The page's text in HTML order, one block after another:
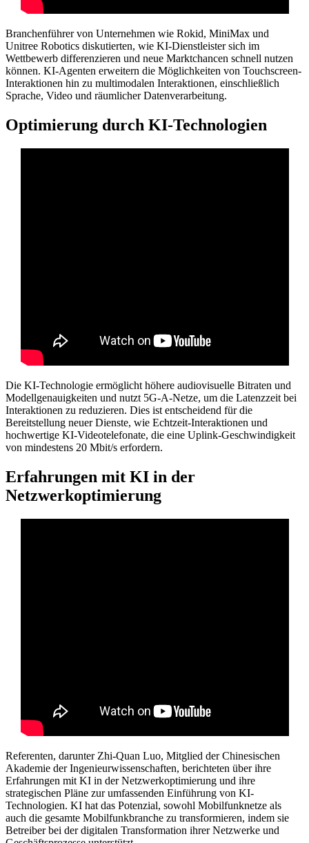
Branchenführer von Unternehmen wie Rokid, MiniMax und
Unitree Robotics diskutierten, wie KI-Dienstleister sich im
Wettbewerb differenzieren und neue Marktchancen schnell nutzen
können. KI-Agenten erweitern die Möglichkeiten von Touchscreen-
Interaktionen hin zu multimodalen Interaktionen, einschließlich
Sprache, Video und räumlicher Datenverarbeitung.
Optimierung durch KI-Technologien
Die KI-Technologie ermöglicht höhere audiovisuelle Bitraten und
Modellgenauigkeiten und nutzt 5G-A-Netze, um die Latenzzeit bei
Interaktionen zu reduzieren. Dies ist entscheidend für die
Bereitstellung neuer Dienste, wie Echtzeit-Interaktionen und
hochwertige KI-Videotelefonate, die eine Uplink-Geschwindigkeit
von mindestens 20 Mbit/s erfordern.
Erfahrungen mit KI in der
Netzwerkoptimierung
Referenten, darunter Zhi-Quan Luo, Mitglied der Chinesischen
Akademie der Ingenieurwissenschaften, berichteten über ihre
Erfahrungen mit KI in der Netzwerkoptimierung und ihre
strategischen Pläne zur umfassenden Einführung von KI-
Technologien. KI hat das Potenzial, sowohl Mobilfunknetze als
auch die gesamte Mobilfunkbranche zu transformieren, indem sie
Betreiber bei der digitalen Transformation ihrer Netzwerke und